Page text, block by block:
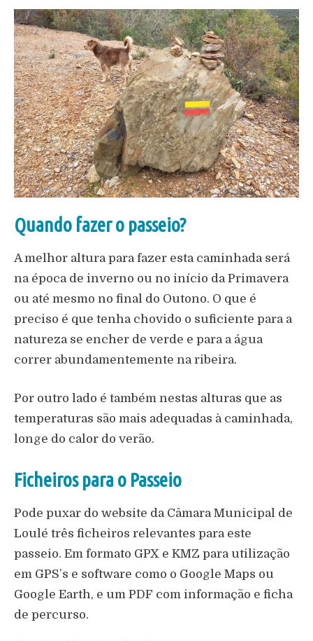
Quando fazer o passeio?
A melhor altura para fazer esta caminhada será
na época de inverno ou no início da Primavera
ou até mesmo no final do Outono. O que é
preciso é que tenha chovido o suficiente para a
natureza se encher de verde e para a água
correr abundamentemente na ribeira.
Por outro lado é também nestas alturas que as
temperaturas são mais adequadas à caminhada,
longe do calor do verão.
Ficheiros para o Passeio
Pode puxar do website da Câmara Municipal de
Loulé três ficheiros relevantes para este
passeio. Em formato GPX e KMZ para utilização
em GPS’s e software como o Google Maps ou
Google Earth, e um PDF com informação e ficha
de percurso.